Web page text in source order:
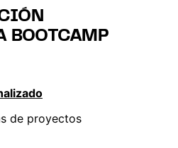
BOOTCAMP
de proyectos